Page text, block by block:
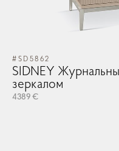
#SD5862
SIDNEY
зеркалом
4389 €